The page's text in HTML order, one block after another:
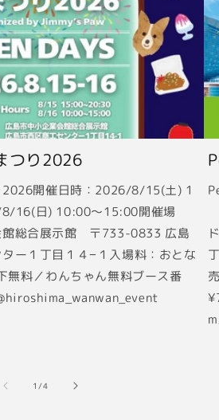
つり2026
2026開催日時：2026/8/15(土) 1
16(日) 10:00〜15:00開催場
館総合展示館 〒733-0833 広島
ー１丁目１４−１入場料：おとな
無料／わんちゃん無料ブース番
1 /の
4